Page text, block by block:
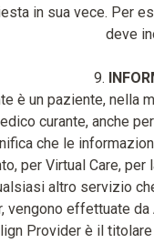
in sua vece. Per
deve
9.
è un paziente, nella
curante, anche
che le
per Virtual Care,
altro servizio
vengono effettuate
Provider è il